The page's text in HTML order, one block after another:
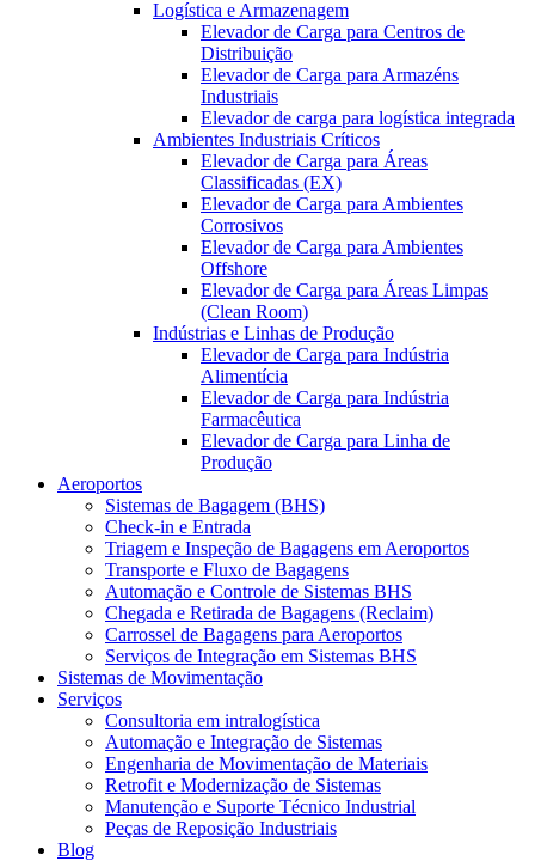
Logística e Armazenagem
Elevador de Carga para Centros de
Distribuição
Elevador de Carga para Armazéns
Industriais
Elevador de carga para logística integrada
Ambientes Industriais Críticos
Elevador de Carga para Áreas
Classificadas (EX)
Elevador de Carga para Ambientes
Corrosivos
Elevador de Carga para Ambientes
Offshore
Elevador de Carga para Áreas Limpas
(Clean Room)
Indústrias e Linhas de Produção
Elevador de Carga para Indústria
Alimentícia
Elevador de Carga para Indústria
Farmacêutica
Elevador de Carga para Linha de
Produção
Aeroportos
Sistemas de Bagagem (BHS)
Check-in e Entrada
Triagem e Inspeção de Bagagens em Aeroportos
Transporte e Fluxo de Bagagens
Automação e Controle de Sistemas BHS
Chegada e Retirada de Bagagens (Reclaim)
Carrossel de Bagagens para Aeroportos
Serviços de Integração em Sistemas BHS
Sistemas de Movimentação
Serviços
Consultoria em intralogística
Automação e Integração de Sistemas
Engenharia de Movimentação de Materiais
Retrofit e Modernização de Sistemas
Manutenção e Suporte Técnico Industrial
Peças de Reposição Industriais
Blog